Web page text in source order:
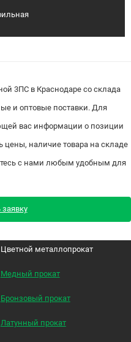
3ПС в Краснодаре со склада
и оптовые поставки. Для
вас информации о позиции
цены, наличие товара на складе
с нами любым удобным для
Цветной металлопрокат
Медный прокат
Бронзовый прокат
Латунный прокат